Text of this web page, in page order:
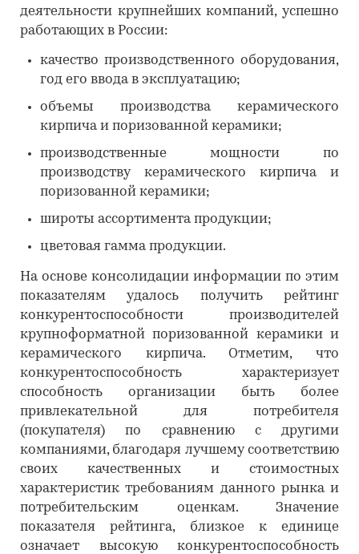
деятельности крупнейших компаний, успешно
работающих в России:
качество производственного оборудования,
год его ввода в эксплуатацию;
объемы производства керамического
кирпича и поризованной керамики;
производственные мощности по
производству керамического кирпича и
поризованной керамики;
широты ассортимента продукции;
цветовая гамма продукции.
На основе консолидации информации по этим
показателям удалось получить рейтинг
конкурентоспособности производителей
крупноформатной поризованной керамики и
керамического кирпича. Отметим, что
конкурентоспособность характеризует
способность организации быть более
привлекательной для потребителя
(покупателя) по сравнению с другими
компаниями, благодаря лучшему соответствию
своих качественных и стоимостных
характеристик требованиям данного рынка и
потребительским оценкам. Значение
показателя рейтинга, близкое к единице
означает высокую конкурентоспособность